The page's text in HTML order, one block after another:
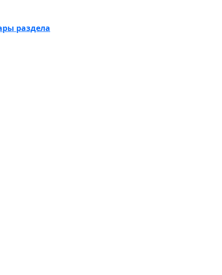
раздела